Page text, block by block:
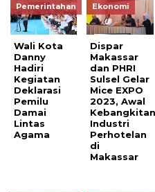
Pemerintahan
Wali Kota
Danny
Hadiri
Kegiatan
Deklarasi
Pemilu
Damai
Lintas
Agama
Ekonomi
Dispar
Makassar
dan PHRI
Sulsel Gelar
Mice EXPO
2023, Awal
Kebangkitan
Industri
Perhotelan
di
Makassar